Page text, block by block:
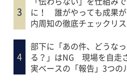
に！ 誰がやっても成果
内周知の徹底チェックリ
部下に「あの件、どうな
る？」はNG 現場を自走
実ベースの「報告」3つの